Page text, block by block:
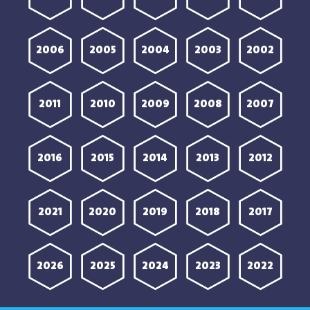
2002
2003
2004
2005
2006
2007
2008
2009
2010
2011
2012
2013
2014
2015
2016
2017
2018
2019
2020
2021
2022
2023
2024
2025
2026